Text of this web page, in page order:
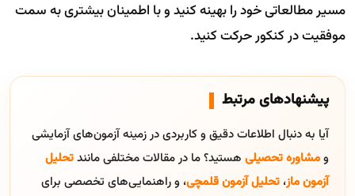
مسیر مطالعاتی خود را بهینه کنید و با اطمینان بیشتری به سمت
موفقیت در کنکور حرکت کنید.
پیشنهادهای مرتبط
آیا به دنبال اطلاعات دقیق و کاربردی در زمینه آزمون‌های آزمایشی
ومشاوره تحصیلی هستید؟ ما در مقالات مختلفی مانندتحلیل
آزمون ماز، تحلیل آزمون قلمچی، و راهنمایی‌های تخصصی برای